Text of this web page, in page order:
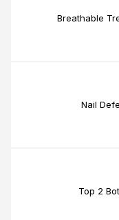
Breathable
Nail
Top 2